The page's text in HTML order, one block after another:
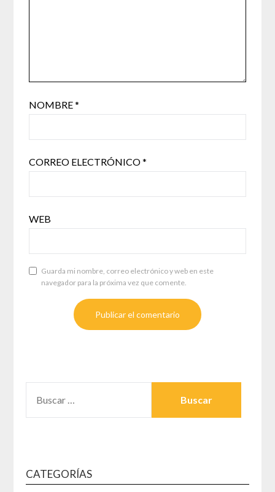
NOMBRE*
CORREO ELECTRÓNICO*
WEB
Guarda mi nombre, correo electrónico y web en este
navegador para la próxima vez que comente.
CATEGORÍAS